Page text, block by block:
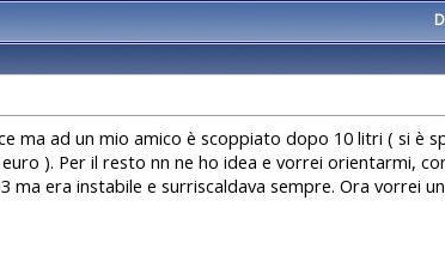
ma ad un mio amico è scoppiato dopo 10 litri ( si è
). Per il resto nn ne ho idea e vorrei orientarmi,
era instabile e surriscaldava sempre. Ora vorrei